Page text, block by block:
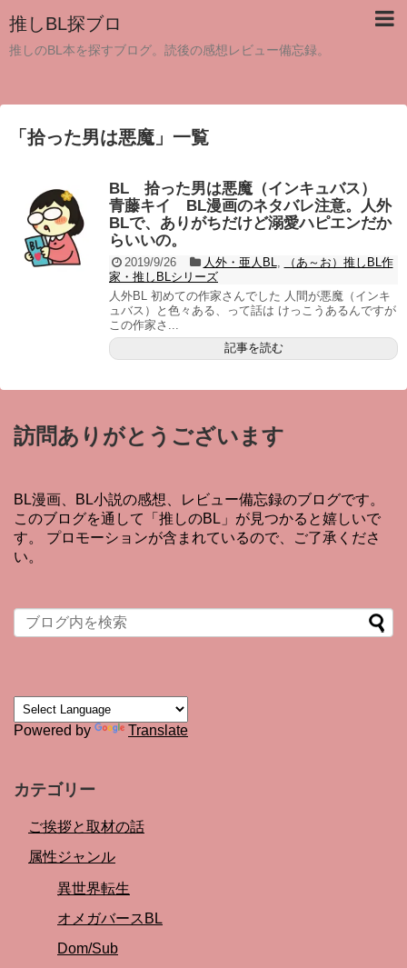
推しBL探ブロ
推しのBL本を探すブログ。読後の感想レビュー備忘録。
「 拾った男は悪魔 」 一覧
BL 拾った男は悪魔（インキュバス）
青藤キイ BL漫画のネタバレ注意。人外
BLで、ありがちだけど溺愛ハピエンだか
らいいの。
2019/9/26 人外・亜人BL
（あ～お）推しBL作
家・推しBLシリーズ
人外BL 初めての作家さんでした 人間が悪魔（インキ
ュバス）と色々ある、って話は けっこうあるんですが
この作家さ...
記事を読む
訪問ありがとうございます
BL漫画、BL小説の感想、レビュー備忘録のブログです。
このブログを通して「推しのBL」が見つかると嬉しいで
す。 プロモーションが含まれているので、ご了承くださ
い。
Powered by Translate
カテゴリー
ご挨拶と取材の話
属性ジャンル
異世界転生
オメガバースBL
Dom/Sub